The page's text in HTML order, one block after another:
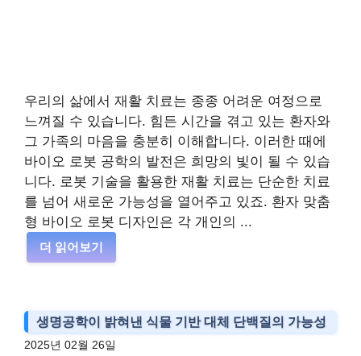
우리의 삶에서 재활 치료는 종종 어려운 여정으로
느껴질 수 있습니다. 힘든 시간을 겪고 있는 환자와
그 가족의 마음을 충분히 이해합니다. 이러한 때에
바이오 로봇 공학의 발전은 희망의 빛이 될 수 있습
니다. 로봇 기술을 활용한 재활 치료는 단순한 치료
를 넘어 새로운 가능성을 열어주고 있죠. 환자 맞춤
형 바이오 로봇 디자인은 각 개인의 ...
더 읽어보기
생명공학이 밝혀낸 식물 기반 대체 단백질의 가능성
2025년 02월 26일